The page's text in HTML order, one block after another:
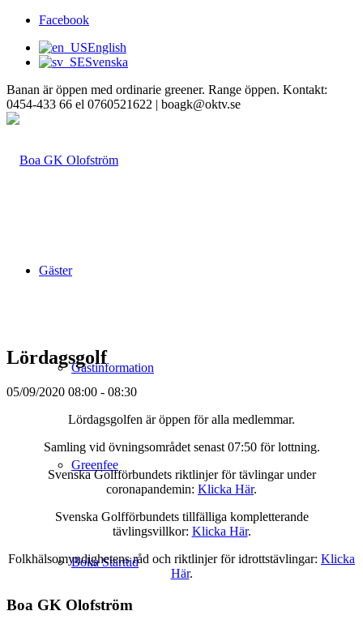
Facebook
English
Svenska
Banan är öppen med ordinarie greener. Range öppen. Kontakt:
0454-433 66 el 0760521622 | boagk@oktv.se
Gäster
Gästinformation
Greenfee
Boka Starttid
Lördagsgolf
05/09/2020 08:00 - 08:30
Lördagsgolfen är öppen för alla medlemmar.
Samling vid övningsområdet senast 07:50 för lottning.
Svenska Golfförbundets riktlinjer för tävlingar under
coronapandemin: Klicka Här.
Svenska Golfförbundets tillfälliga kompletterande
tävlingsvillkor: Klicka Här.
Folkhälsomyndighetens råd och riktlinjer för idrottstävlingar: Klicka
Här.
Boa GK Olofström